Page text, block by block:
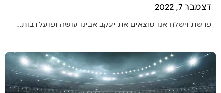
דצמבר 7, 2022
פרשת וישלח אנו מוצאים את יעקב אבינו עושה ופועל רבות…